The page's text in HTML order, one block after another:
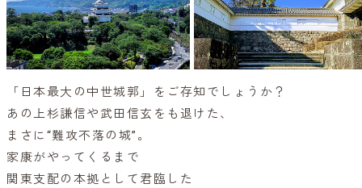
「日本最大の中世城郭」をご存知でしょうか？
あの上杉謙信や武田信玄をも退けた、
まさに“難攻不落の城”。
家康がやってくるまで
関東支配の本拠として君臨した